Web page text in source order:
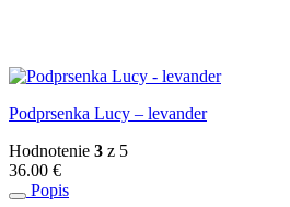
Podprsenka Lucy – levander
Hodnotenie 3 z 5
36.00 €
Popis